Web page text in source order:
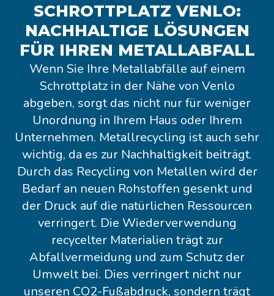
SCHROTTPLATZ VENLO:
NACHHALTIGE LÖSUNGEN
FÜR IHREN METALLABFALL
Wenn Sie Ihre Metallabfälle auf einem
Schrottplatz in der Nähe von Venlo
abgeben, sorgt das nicht nur für weniger
Unordnung in Ihrem Haus oder Ihrem
Unternehmen. Metallrecycling ist auch sehr
wichtig, da es zur Nachhaltigkeit beiträgt.
Durch das Recycling von Metallen wird der
Bedarf an neuen Rohstoffen gesenkt und
der Druck auf die natürlichen Ressourcen
verringert. Die Wiederverwendung
recycelter Materialien trägt zur
Abfallvermeidung und zum Schutz der
Umwelt bei. Dies verringert nicht nur
unseren CO2-Fußabdruck, sondern trägt